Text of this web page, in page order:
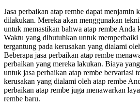
Jasa perbaikan atap rembe dapat menjamin
dilakukan. Mereka akan menggunakan
untuk memastikan bahwa atap rembe Anda
Waktu yang dibutuhkan untuk memperbaiki
tergantung pada kerusakan yang dialami
Beberapa jasa perbaikan atap rembe
perbaikan yang mereka lakukan. Biaya
untuk jasa perbaikan atap rembe bervariasi
kerusakan yang dialami oleh atap rembe
perbaikan atap rembe juga menawarkan
rembe baru.